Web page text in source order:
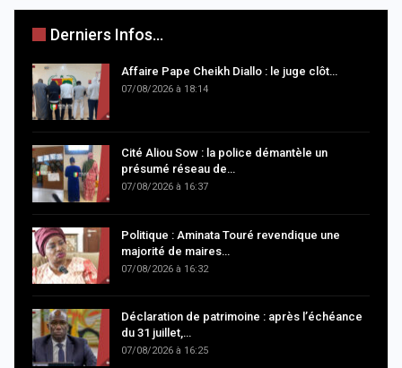
Derniers Infos...
Affaire Pape Cheikh Diallo : le juge clôt…
07/08/2026 à 18:14
Cité Aliou Sow : la police démantèle un
présumé réseau de…
07/08/2026 à 16:37
Politique : Aminata Touré revendique une
majorité de maires…
07/08/2026 à 16:32
Déclaration de patrimoine : après l’échéance
du 31 juillet,…
07/08/2026 à 16:25